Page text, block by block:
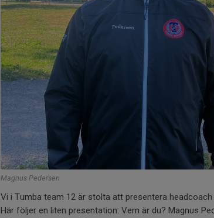
Magnus Pedersen
Vi i Tumba team 12 är stolta att presentera headcoach
Här följer en liten presentation: Vem är du? Magnus